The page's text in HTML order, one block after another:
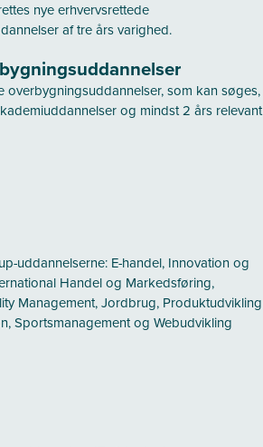
nye erhvervsrettede
af tre års varighed.
overbygningsuddannelser, som kan søges,
og mindst 2 års relevant
uddannelserne: E-handel, Innovation og
Handel og Markedsføring,
Management, Jordbrug, Produktudvikling
Sportsmanagement og Webudvikling